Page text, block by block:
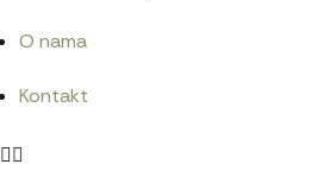
O nama
Kontakt